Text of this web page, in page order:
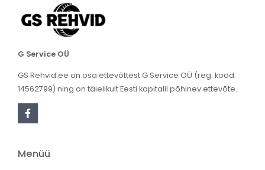
G Service OÜ
GS Rehvid.ee on osa ettevõttest G Service OÜ (reg. kood:
14562799) ning on täielikult Eesti kapitalil põhinev ettevõte.
Menüü